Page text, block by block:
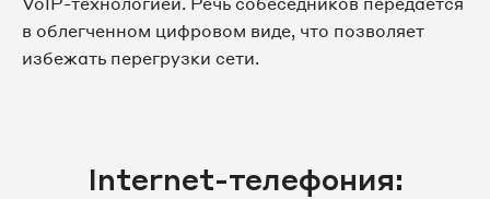
в облегченном цифровом виде, что позволяет
избежать перегрузки сети.
Internet-телефония: